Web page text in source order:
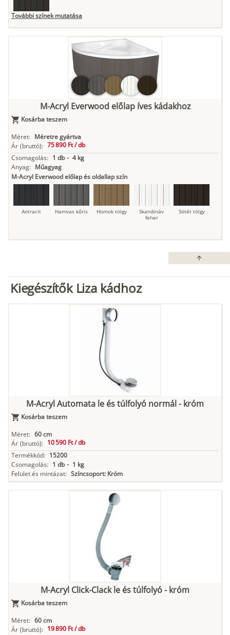
További színek mutatása
M-Acryl Everwood előlap íves kádakhoz
Kosárba teszem
Méret: Méretre gyártva
Ár (bruttó): 75 890 Ft /db
Csomagolás: 1 db - 4 kg
Anyag: Műagyag
M-Acryl Everwood előlap és oldallap szín
Antracit Hamvas kőris Homok tölgy
Skandináv
feher
Sötét tölgy
arrow_upward
Kiegészítők Liza kádhoz
M-Acryl Automata le és túlfolyó normál - króm
Kosárba teszem
Méret: 60 cm
Ár (bruttó): 10 590 Ft /db
Termékkód: 15200
Csomagolás: 1 db - 1 kg
Felület és mintázat: Színcsoport: Króm
M-Acryl Click-Clack le és túlfolyó - króm
Kosárba teszem
Méret: 60 cm
Ár (bruttó): 19 890 Ft /db